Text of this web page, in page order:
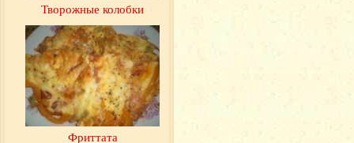
Творожные колобки
Фриттата